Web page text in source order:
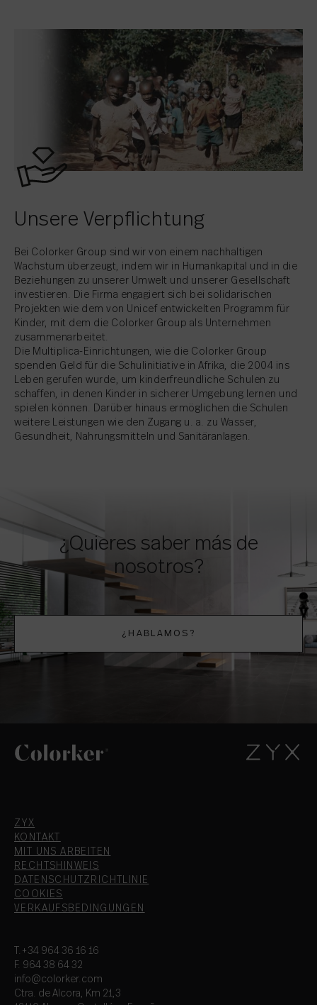
Unsere Verpflichtung
Bei Colorker Group sind wir von einem nachhaltigen
Wachstum überzeugt, indem wir in Humankapital und in die
Beziehungen zu unserer Umwelt und unserer Gesellschaft
investieren. Die Firma engagiert sich bei solidarischen
Projekten wie dem von Unicef entwickelten Programm für
Kinder, mit dem die Colorker Group als Unternehmen
zusammenarbeitet.
Die Multiplica-Einrichtungen, wie die Colorker Group
spenden Geld für die Schulinitiative in Afrika, die 2004 ins
Leben gerufen wurde, um kinderfreundliche Schulen zu
schaffen, in denen Kinder in sicherer Umgebung lernen und
spielen können. Darüber hinaus ermöglichen die Schulen
weitere Leistungen wie den Zugang u. a. zu Wasser,
Gesundheit, Nahrungsmitteln und Sanitäranlagen.
¿Quieres saber más de
nosotros?
¿HABLAMOS?
ZYX
KONTAKT
MIT UNS ARBEITEN
RECHTSHINWEIS
DATENSCHUTZRICHTLINIE
COOKIES
VERKAUFSBEDINGUNGEN
T.+34 964 36 16 16
F. 964 38 64 32
info@colorker.com
Ctra. de Alcora, Km 21,3